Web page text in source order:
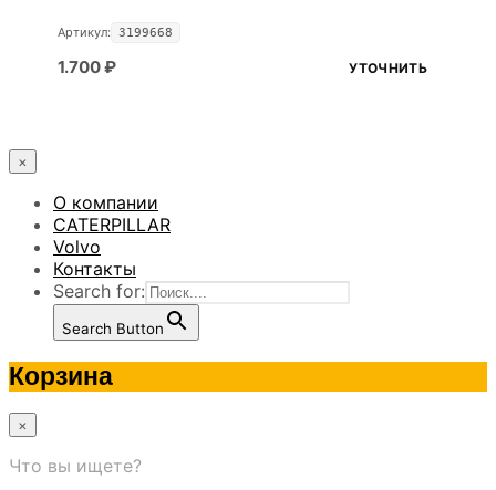
Артикул: 3199668
1.700₽ УТОЧНИТЬ
×
О компании
CATERPILLAR
Volvo
Контакты
Search for:
Search Button
Корзина
×
Что вы ищете?